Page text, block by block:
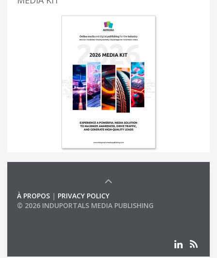
À PROPOS | PRIVACY POLICY
© 2026 INDUPORTALS MEDIA PUBLISHING